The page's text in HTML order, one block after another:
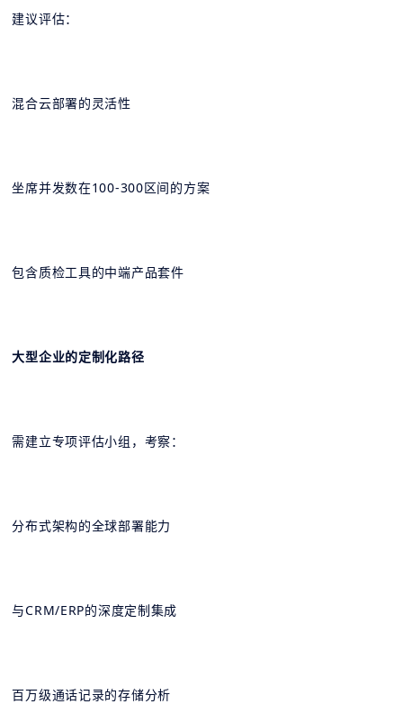
建议评估：
混合云部署的灵活性
坐席并发数在100-300区间的方案
包含质检工具的中端产品套件
大型企业的定制化路径
需建立专项评估小组，考察：
分布式架构的全球部署能力
与CRM/ERP的深度定制集成
百万级通话记录的存储分析